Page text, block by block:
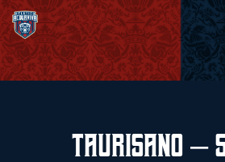
Taurisano –